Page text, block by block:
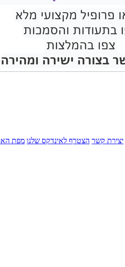
יצירת קשר הצטרף לאינדקס שלנו מפת